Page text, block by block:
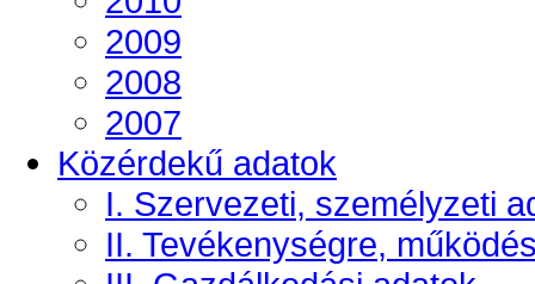
2009
2008
2007
Közérdekű adatok
I. Szervezeti, személyzeti
II. Tevékenységre,